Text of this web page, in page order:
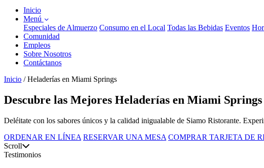
Inicio
Menú
Especiales de Almuerzo Consumo en el Local Todas las Bebidas Eventos
Comunidad
Empleos
Sobre Nosotros
Contáctanos
Inicio / Heladerías en Miami Springs
Descubre las Mejores Heladerías en Miami
Deléitate con los sabores únicos y la calidad inigualable de Siamo Ristorante.
ORDENAR EN LÍNEA RESERVAR UNA MESA COMPRAR TARJETA DE
Scroll
Testimonios